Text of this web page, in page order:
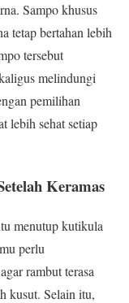
Sampo khusus
tetap bertahan lebih
tersebut
melindungi
pemilihan
lebih sehat setiap
Keramas
menutup kutikula
perlu
rambut terasa
kusut. Selain itu,